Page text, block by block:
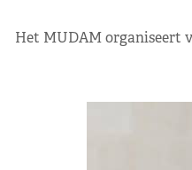
Het MUDAM organiseert